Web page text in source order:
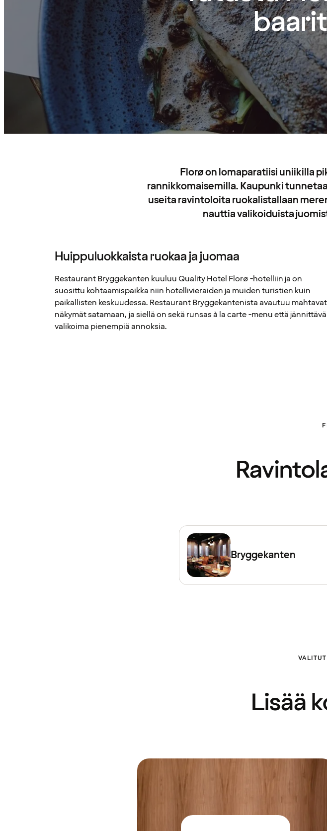
Florø on lomaparatiisi uniikilla
rannikkomaisemilla. Kaupunki
useita ravintoloita ruokalistallaan
nauttia valikoiduista
Huippuluokkaista ruokaa ja juomaa
Restaurant Bryggekanten kuuluu Quality Hotel Florø -hotelliin ja on
suosittu kohtaamispaikka niin hotellivieraiden ja muiden turistien kuin
paikallisten keskuudessa. Restaurant Bryggekantenista avautuu mahtavat
näkymät satamaan, ja siellä on sekä runsas à la carte -menu että jännittävä
valikoima pienempiä annoksia.
Bryggekanten
Lisää